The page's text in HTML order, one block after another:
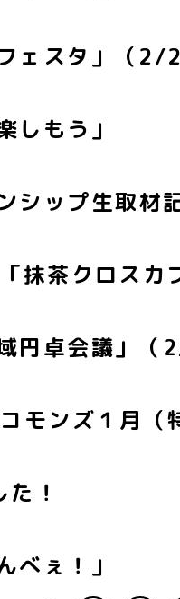
ェスタ」（2/
しもう」
シップ生取
抹茶クロス
円卓会議」（
モンズ１月
！
べぇ！」